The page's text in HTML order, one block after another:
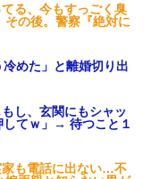
る、今もすっごく臭
の後。警察『絶対に
めた」と離婚切り出
し、玄関にもシャッ
してｗ」→ 待つこと１
家も電話に出ない…不